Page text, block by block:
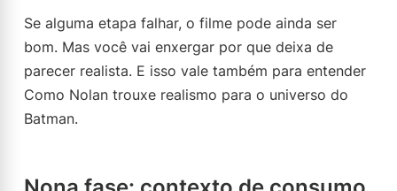
Se alguma etapa falhar, o filme pode ainda ser
bom. Mas você vai enxergar por que deixa de
parecer realista. E isso vale também para entender
Como Nolan trouxe realismo para o universo do
Batman.